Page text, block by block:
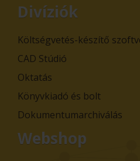
Divíziók
Költségvetés-készítő
CAD Stúdió
Oktatás
Könyvkiadó és bolt
Dokumentumarchiválás
Webshop